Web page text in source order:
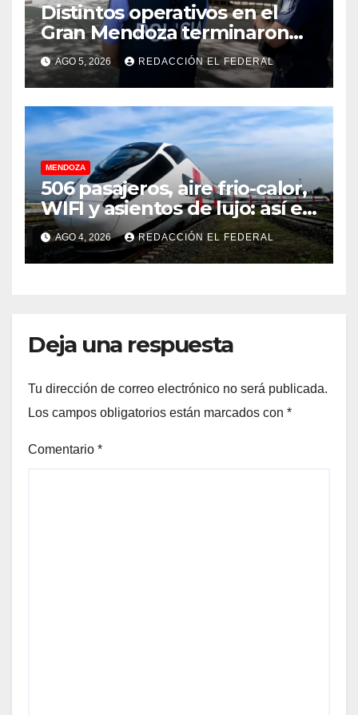
Distintos operativos en el
Gran Mendoza terminaron
con cuatro delincuentes
detenidos
AGO 5, 2026 REDACCIÓN EL FEDERAL
MENDOZA
506 pasajeros, aire frio-calor,
WIFI y asientos de lujo: así es
el tren de China que llega a
Mendoza
AGO 4, 2026 REDACCIÓN EL FEDERAL
Deja una respuesta
Tu dirección de correo electrónico no será publicada.
Los campos obligatorios están marcados con *
Comentario *